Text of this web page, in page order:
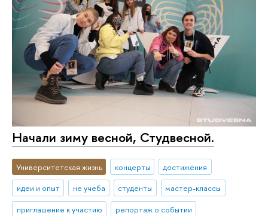
Начали зиму весной, Студвесной.
Университетская жизнь концерты
достижения
идеи и опыт
не учеба студенты
мастер-классы
приглашение к участию
репортаж о событии